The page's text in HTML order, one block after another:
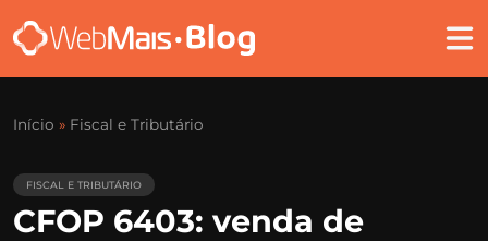
Início » Fiscal e Tributário
FISCAL E TRIBUTÁRIO
CFOP 6403: venda de